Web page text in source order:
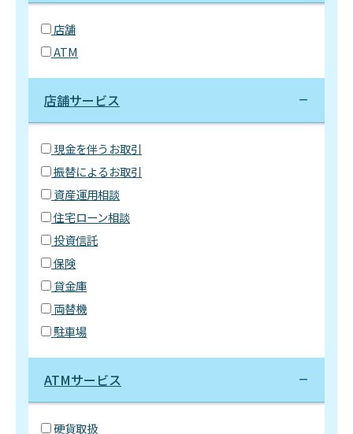
店舗
ATM
店舗サービス
現金を伴うお取引
振替によるお取引
資産運用相談
住宅ローン相談
投資信託
保険
貸金庫
両替機
駐車場
ATMサービス
硬貨取扱